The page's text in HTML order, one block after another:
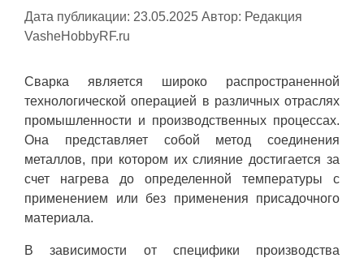
Дата публикации: 23.05.2025 Автор: Редакция
VasheHobbyRF.ru
Сварка является широко распространенной
технологической операцией в различных отраслях
промышленности и производственных процессах.
Она представляет собой метод соединения
металлов, при котором их слияние достигается за
счет нагрева до определенной температуры с
применением или без применения присадочного
материала.
В зависимости от специфики производства